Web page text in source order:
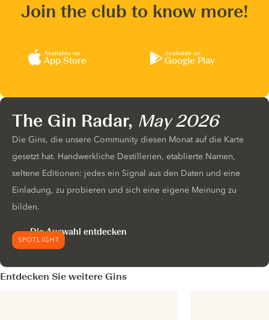
Join the club to know more!
Available on
App Store
Available on
Google Play
SPOTLIGHT
The Gin Radar, May 2026
Die Gins, die unsere Community diesen Monat auf die Karte
gesetzt hat. Handwerkliche Destillerien, etablierte Namen,
seltene Editionen: jedes ein Signal aus den Daten und eine
Einladung, zu probieren und sich eine eigene Meinung zu
bilden.
Die Auswahl entdecken
Entdecken Sie weitere Gins